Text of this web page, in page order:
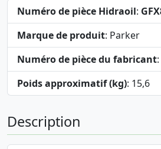
Numéro de pièce Hidraoil:
Marque de produit: Parker
Numéro de pièce du fabricant
Poids approximatif (kg): 15,6
Description